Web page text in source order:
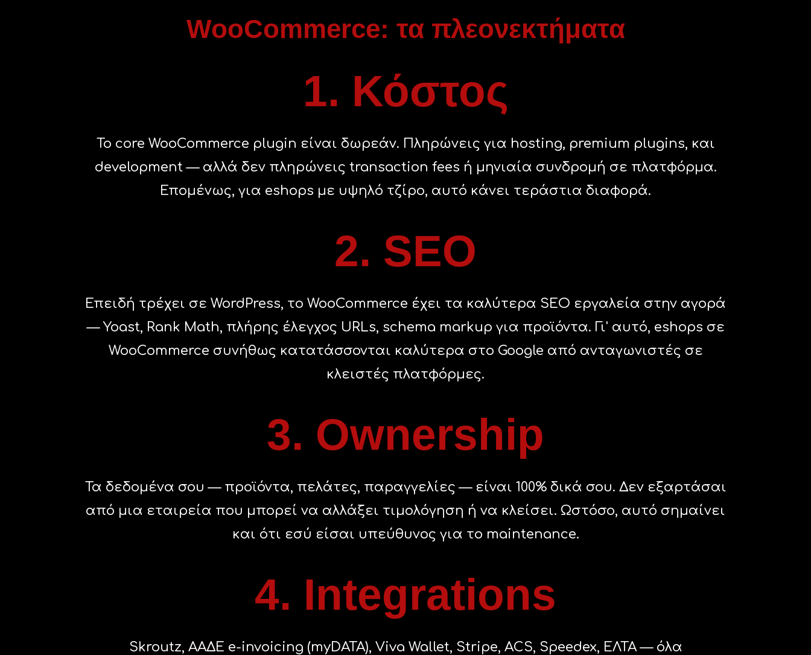
WooCommerce: τα πλεονεκτήματα
1. Κόστος
Το core WooCommerce plugin είναι δωρεάν. Πληρώνεις για hosting, premium plugins, και
development — αλλά δεν πληρώνεις transaction fees ή μηνιαία συνδρομή σε πλατφόρμα.
Επομένως, για eshops με υψηλό τζίρο, αυτό κάνει τεράστια διαφορά.
2. SEO
Επειδή τρέχει σε WordPress, το WooCommerce έχει τα καλύτερα SEO εργαλεία στην αγορά
— Yoast, Rank Math, πλήρης έλεγχος URLs, schema markup για προϊόντα. Γι' αυτό, eshops σε
WooCommerce συνήθως κατατάσσονται καλύτερα στο Google από ανταγωνιστές σε
κλειστές πλατφόρμες.
3. Ownership
Τα δεδομένα σου — προϊόντα, πελάτες, παραγγελίες — είναι 100% δικά σου. Δεν εξαρτάσαι
από μια εταιρεία που μπορεί να αλλάξει τιμολόγηση ή να κλείσει. Ωστόσο, αυτό σημαίνει
και ότι εσύ είσαι υπεύθυνος για το maintenance.
4. Integrations
Skroutz, ΑΑΔΕ e-invoicing (myDATA), Viva Wallet, Stripe, ACS, Speedex, ΕΛΤΑ — όλα